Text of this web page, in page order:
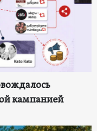
кампанией